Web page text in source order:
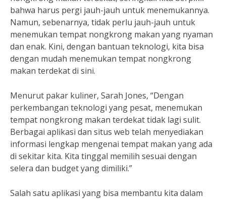
bahwa harus pergi jauh-jauh untuk menemukannya.
Namun, sebenarnya, tidak perlu jauh-jauh untuk
menemukan tempat nongkrong makan yang nyaman
dan enak. Kini, dengan bantuan teknologi, kita bisa
dengan mudah menemukan tempat nongkrong
makan terdekat di sini.
Menurut pakar kuliner, Sarah Jones, “Dengan
perkembangan teknologi yang pesat, menemukan
tempat nongkrong makan terdekat tidak lagi sulit.
Berbagai aplikasi dan situs web telah menyediakan
informasi lengkap mengenai tempat makan yang ada
di sekitar kita. Kita tinggal memilih sesuai dengan
selera dan budget yang dimiliki.”
Salah satu aplikasi yang bisa membantu kita dalam